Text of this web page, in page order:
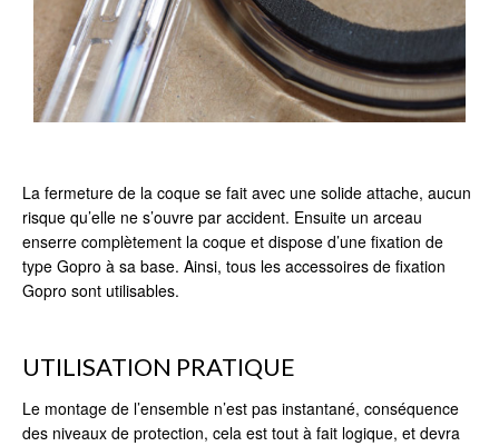
La fermeture de la coque se fait avec une solide attache, aucun
risque qu’elle ne s’ouvre par accident. Ensuite un arceau
enserre complètement la coque et dispose d’une fixation de
type Gopro à sa base. Ainsi, tous les accessoires de fixation
Gopro sont utilisables.
UTILISATION PRATIQUE
Le montage de l’ensemble n’est pas instantané, conséquence
des niveaux de protection, cela est tout à fait logique, et devra